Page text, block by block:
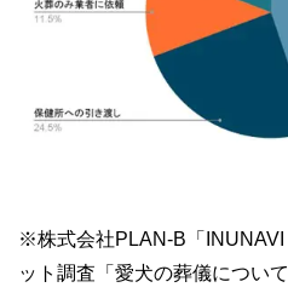
※株式会社PLAN-B「
ット調査「愛犬の葬儀につい